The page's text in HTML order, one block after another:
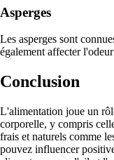
Asperges
Les asperges sont
également affecter
Conclusion
L'alimentation joue un
corporelle, y compris
frais et naturels comme
pouvez influencer